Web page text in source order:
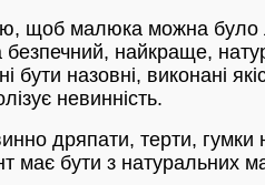
щоб малюка можна було
найкраще,
назовні, виконані
невинність.
дряпати, терти, гумки
бути з натуральних